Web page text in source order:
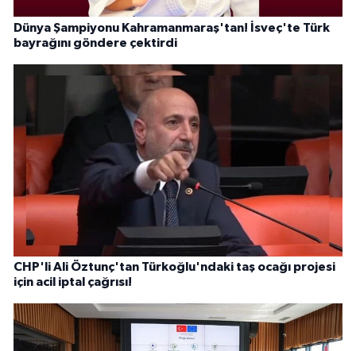
Dünya Şampiyonu Kahramanmaraş'tan! İsveç'te Türk
bayrağını göndere çektirdi
CHP'li Ali Öztunç'tan Türkoğlu'ndaki taş ocağı projesi
için acil iptal çağrısı!